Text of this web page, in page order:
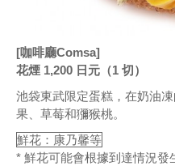
[咖啡廳Comsa]
花煙 1,200 日元（1 切）
池袋東武限定蛋糕，在奶油
果、草莓和獼猴桃。
鮮花：康乃馨等
* 鮮花可能會根據到達情況發